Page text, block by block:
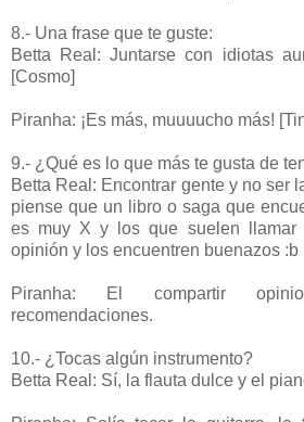
8.- Una frase que te guste:
Betta Real: Juntarse con idiotas
[Cosmo]
Piranha: ¡Es más, muuuucho más!
9.- ¿Qué es lo que más te gusta de
Betta Real: Encontrar gente y no ser
piense que un libro o saga que
es muy X y los que suelen llamar
opinión y los encuentren buenazos :b
Piranha: El compartir
recomendaciones.
10.- ¿Tocas algún instrumento?
Betta Real: Sí, la flauta dulce y el